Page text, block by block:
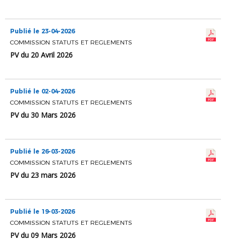
Publié le 23-04-2026
COMMISSION STATUTS ET REGLEMENTS
PV du 20 Avril 2026
Publié le 02-04-2026
COMMISSION STATUTS ET REGLEMENTS
PV du 30 Mars 2026
Publié le 26-03-2026
COMMISSION STATUTS ET REGLEMENTS
PV du 23 mars 2026
Publié le 19-03-2026
COMMISSION STATUTS ET REGLEMENTS
PV du 09 Mars 2026